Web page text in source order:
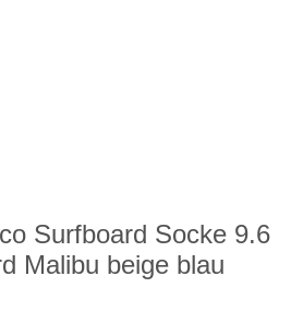
Surfboard Socke 9.6
Malibu beige blau